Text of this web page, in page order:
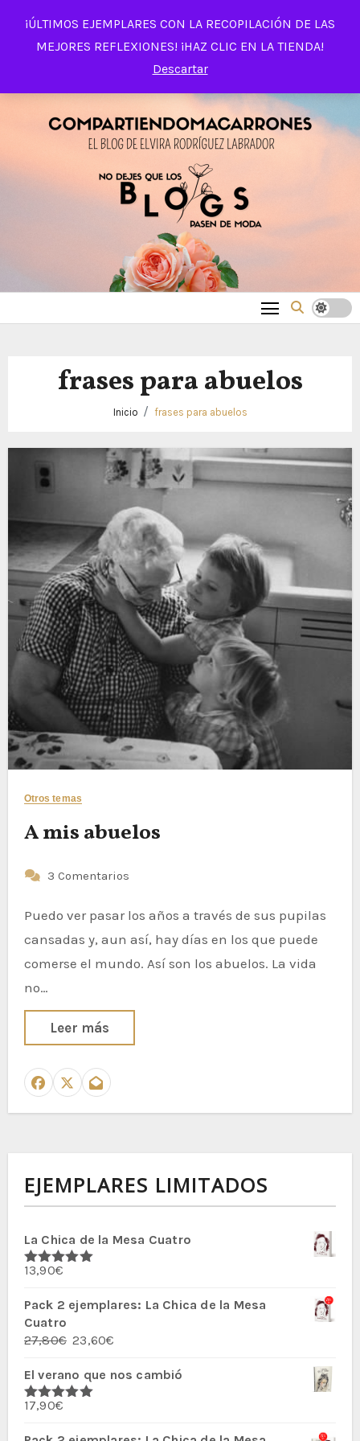
¡ÚLTIMOS EJEMPLARES CON LA RECOPILACIÓN DE LAS
MEJORES REFLEXIONES! ¡HAZ CLIC EN LA TIENDA!
Descartar
contenido
frases para abuelos
Inicio frases para abuelos
Otros temas
A mis abuelos
3 Comentarios
Puedo ver pasar los años a través de sus pupilas
cansadas y, aun así, hay días en los que puede
comerse el mundo. Así son los abuelos. La vida
no…
Leer más
EJEMPLARES LIMITADOS
La Chica de la Mesa Cuatro
Valorado
5
13,90€
Pack 2 ejemplares: La Chica de la Mesa
Cuatro
27,80€ El
original
era:
23,60€
actual
El verano que nos cambió
Valorado
5
17,90€